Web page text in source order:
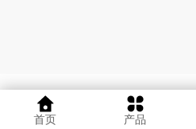
首页 产品